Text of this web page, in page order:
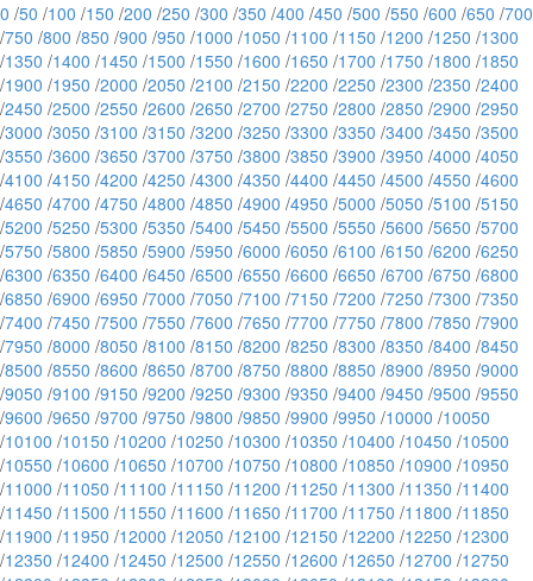
0 /50 /100 /150 /200 /250 /300 /350 /400 /450 /500 /550 /600 /650 /700
/750 /800 /850 /900 /950 /1000 /1050 /1100 /1150 /1200 /1250 /1300
/1350 /1400 /1450 /1500 /1550 /1600 /1650 /1700 /1750 /1800 /1850
/1900 /1950 /2000 /2050 /2100 /2150 /2200 /2250 /2300 /2350 /2400
/2450 /2500 /2550 /2600 /2650 /2700 /2750 /2800 /2850 /2900 /2950
/3000 /3050 /3100 /3150 /3200 /3250 /3300 /3350 /3400 /3450 /3500
/3550 /3600 /3650 /3700 /3750 /3800 /3850 /3900 /3950 /4000 /4050
/4100 /4150 /4200 /4250 /4300 /4350 /4400 /4450 /4500 /4550 /4600
/4650 /4700 /4750 /4800 /4850 /4900 /4950 /5000 /5050 /5100 /5150
/5200 /5250 /5300 /5350 /5400 /5450 /5500 /5550 /5600 /5650 /5700
/5750 /5800 /5850 /5900 /5950 /6000 /6050 /6100 /6150 /6200 /6250
/6300 /6350 /6400 /6450 /6500 /6550 /6600 /6650 /6700 /6750 /6800
/6850 /6900 /6950 /7000 /7050 /7100 /7150 /7200 /7250 /7300 /7350
/7400 /7450 /7500 /7550 /7600 /7650 /7700 /7750 /7800 /7850 /7900
/7950 /8000 /8050 /8100 /8150 /8200 /8250 /8300 /8350 /8400 /8450
/8500 /8550 /8600 /8650 /8700 /8750 /8800 /8850 /8900 /8950 /9000
/9050 /9100 /9150 /9200 /9250 /9300 /9350 /9400 /9450 /9500 /9550
/9600 /9650 /9700 /9750 /9800 /9850 /9900 /9950 /10000 /10050
/10100 /10150 /10200 /10250 /10300 /10350 /10400 /10450 /10500
/10550 /10600 /10650 /10700 /10750 /10800 /10850 /10900 /10950
/11000 /11050 /11100 /11150 /11200 /11250 /11300 /11350 /11400
/11450 /11500 /11550 /11600 /11650 /11700 /11750 /11800 /11850
/11900 /11950 /12000 /12050 /12100 /12150 /12200 /12250 /12300
/12350 /12400 /12450 /12500 /12550 /12600 /12650 /12700 /12750